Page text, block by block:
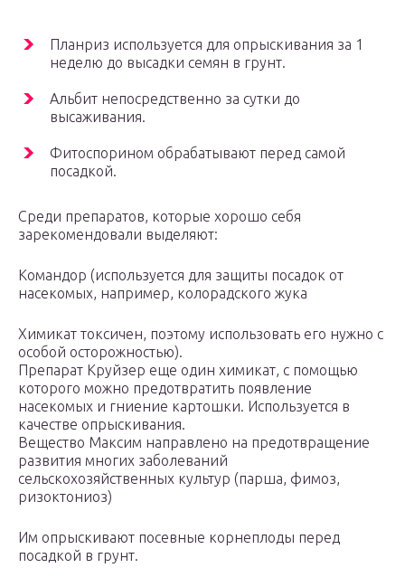
Планриз используется для опрыскивания за 1
неделю до высадки семян в грунт.
Альбит непосредственно за сутки до
высаживания.
Фитоспорином обрабатывают перед самой
посадкой.
Среди препаратов, которые хорошо себя
зарекомендовали выделяют:
Командор (используется для защиты посадок от
насекомых, например, колорадского жука
Химикат токсичен, поэтому использовать его нужно с
особой осторожностью).
Препарат Круйзер еще один химикат, с помощью
которого можно предотвратить появление
насекомых и гниение картошки. Используется в
качестве опрыскивания.
Вещество Максим направлено на предотвращение
развития многих заболеваний
сельскохозяйственных культур (парша, фимоз,
ризоктониоз)
Им опрыскивают посевные корнеплоды перед
посадкой в грунт.